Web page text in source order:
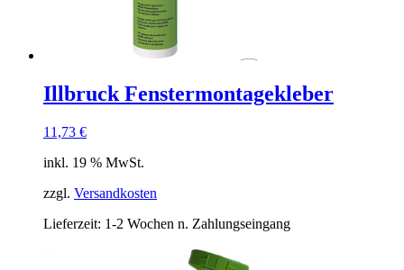
Illbruck Fenstermontagekleber
11,73 €
inkl. 19 % MwSt.
zzgl. Versandkosten
Lieferzeit: 1-2 Wochen n. Zahlungseingang